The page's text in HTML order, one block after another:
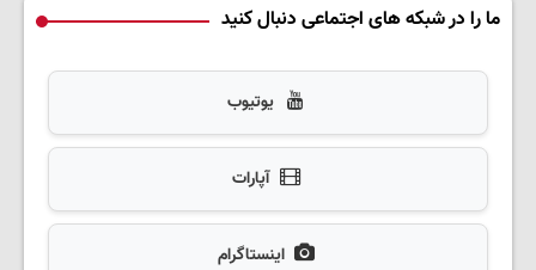
ما را در شبکه های اجتماعی دنبال کنید
یوتیوب
آپارات
اینستاگرام